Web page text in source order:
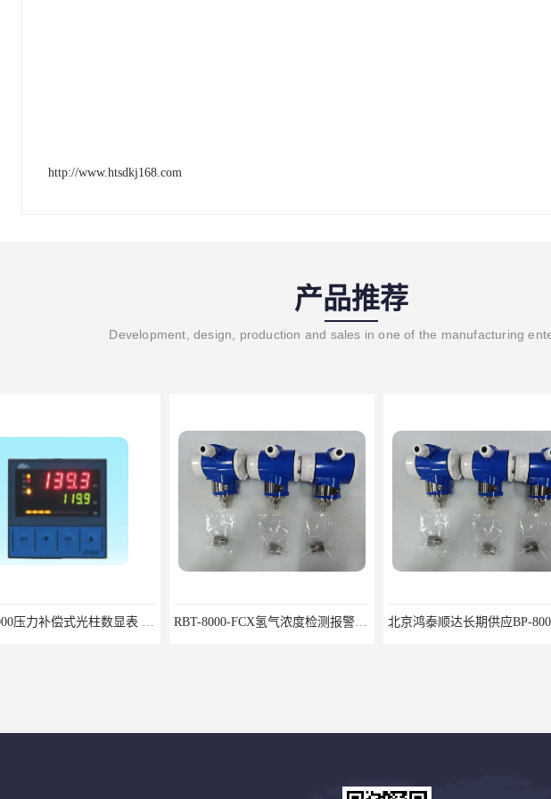
http://www.htsdkj168.com
产品推荐
Development, design, production and sales in one of the manufacturing
XMG8000压力补偿式光柱数显表 XMG82666优选北京鸿泰顺达科技 RBT-8000-FCX氢气浓度检测报警器北京地区供应商 北京鸿泰顺达长期供应BP-8000缆式液位计，0-5米现场显示；BP-8000缆式液位计，0-5米现场显示询价电话